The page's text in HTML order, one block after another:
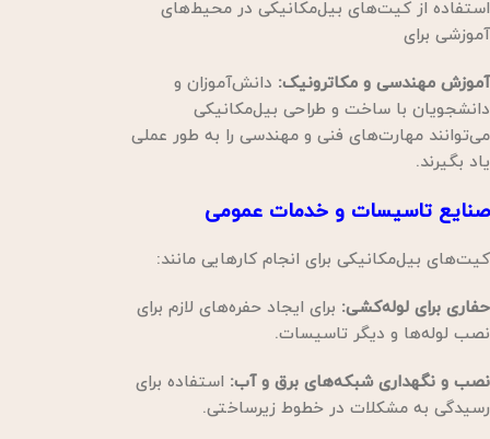
استفاده از کیت‌های بیل‌مکانیکی در محیط‌های
آموزشی برای
آموزش مهندسی و مکاترونیک: دانش‌آموزان و
دانشجویان با ساخت و طراحی بیل‌مکانیکی
می‌توانند مهارت‌های فنی و مهندسی را به طور عملی
یاد بگیرند.
صنایع تاسیسات و خدمات عمومی
کیت‌های بیل‌مکانیکی برای انجام کارهایی مانند:
حفاری برای لوله‌کشی: برای ایجاد حفره‌های لازم برای
نصب لوله‌ها و دیگر تاسیسات.
نصب و نگهداری شبکه‌های برق و آب: استفاده برای
رسیدگی به مشکلات در خطوط زیرساختی.